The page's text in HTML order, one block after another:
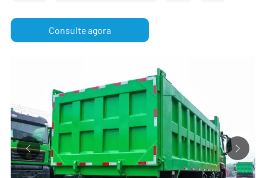
Consulte agora